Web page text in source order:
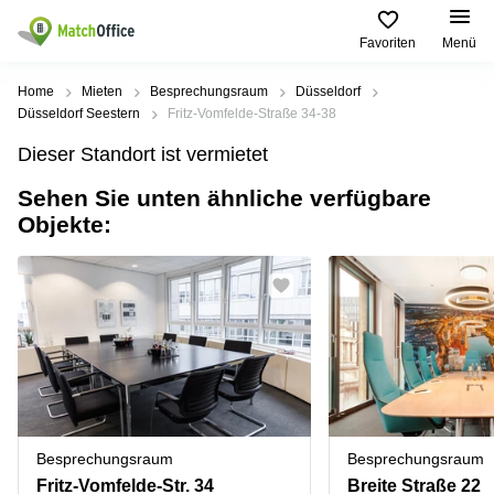
Favoriten Menü
Mieten / Vermieten
Produktseiten
Büro
mieten
center
Coworking
Seminarraum
Virtuelles
Büro
Beliebte
Städte
Büro
mieten
Geschäftsadresse
Hamburg
Geschäftsadresse
mieten
Düsseldorf
Geschäftsadresse
Stuttgart
Büro
Beliebte
Suchanfragen
Regus
Dortmund
Ruhrallee
Dortmund
Office Club
Ballindamm
3
Rahel-
Hirsch-
Straße
Hilfe
Über uns
Büro vermieten
Preis
Log-in
Home Mieten Besprechungsraum
Düsseldorf
Düsseldorf Seestern
Fritz-Vomfelde-Straße 34-38
Dieser Standort ist vermietet
Sehen Sie unten ähnliche verfügbare
Objekte:
Besprechungsraum
Fritz-Vomfelde-Str. 34
Besprechungsraum
Breite Straße 22